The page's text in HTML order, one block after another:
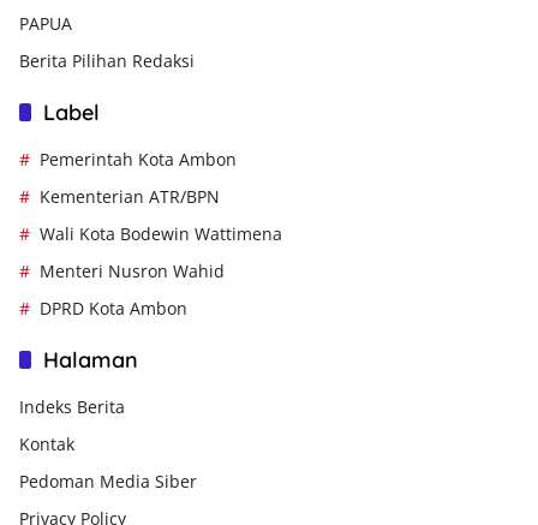
PAPUA
Berita Pilihan Redaksi
Label
Pemerintah Kota Ambon
Kementerian ATR/BPN
Wali Kota Bodewin Wattimena
Menteri Nusron Wahid
DPRD Kota Ambon
Halaman
Indeks Berita
Kontak
Pedoman Media Siber
Privacy Policy